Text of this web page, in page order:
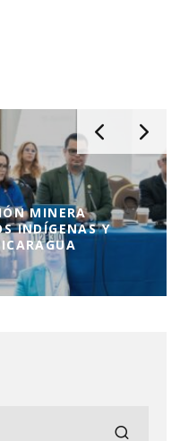
MINERA
INDÍGENAS Y